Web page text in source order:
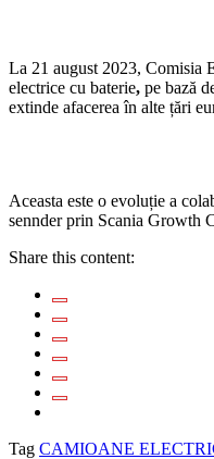
La 21 august 2023, Comisia
electrice cu baterie, pe bază
extinde afacerea în alte țări
Aceasta este o evoluție a
sennder prin Scania Growth
Share this content:
Tag CAMIOANE